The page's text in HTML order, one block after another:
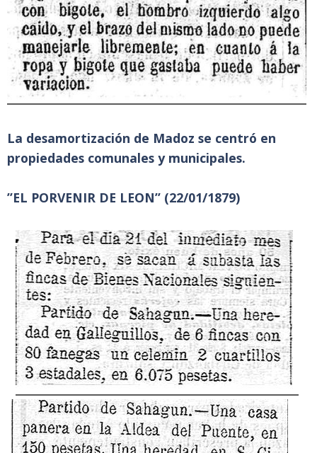
La desamortización de Madoz se centró en
propiedades comunales y municipales.
”EL PORVENIR DE LEON” (22/01/1879)